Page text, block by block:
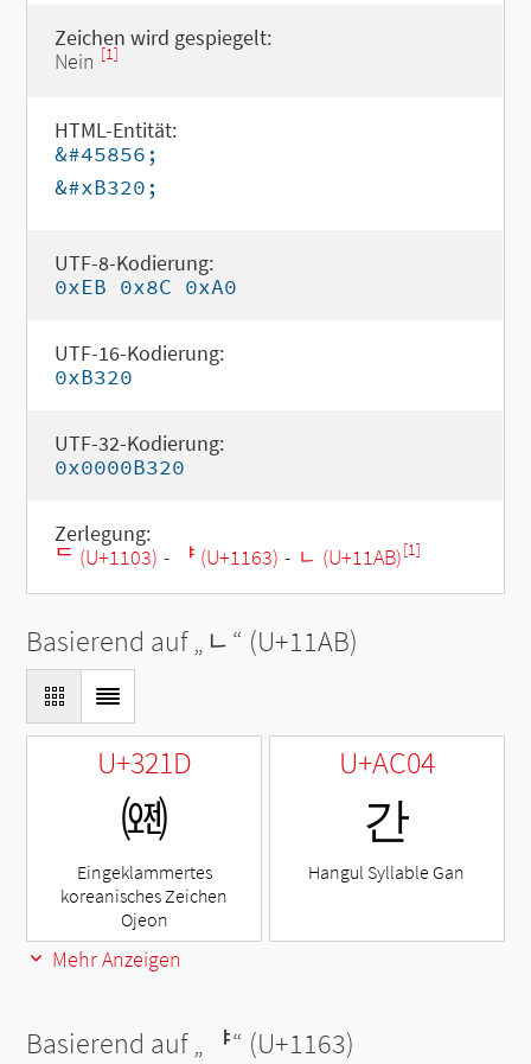
Zeichen wird gespiegelt:
Nein [1]
HTML-Entität:
&#45856;
&#xB320;
UTF-8-Kodierung:
0xEB 0x8C 0xA0
UTF-16-Kodierung:
0xB320
UTF-32-Kodierung:
0x0000B320
Zerlegung:
ᄃ (U+1103) - ᅣ (U+1163) - ᆫ (U+11AB)[1]
Basierend auf „ ᆫ“ (U+11AB)
U+321D
㈝
Eingeklammertes
koreanisches Zeichen
Ojeon
U+AC04
간
Hangul Syllable Gan
Mehr Anzeigen
Basierend auf „ ᅣ“ (U+1163)